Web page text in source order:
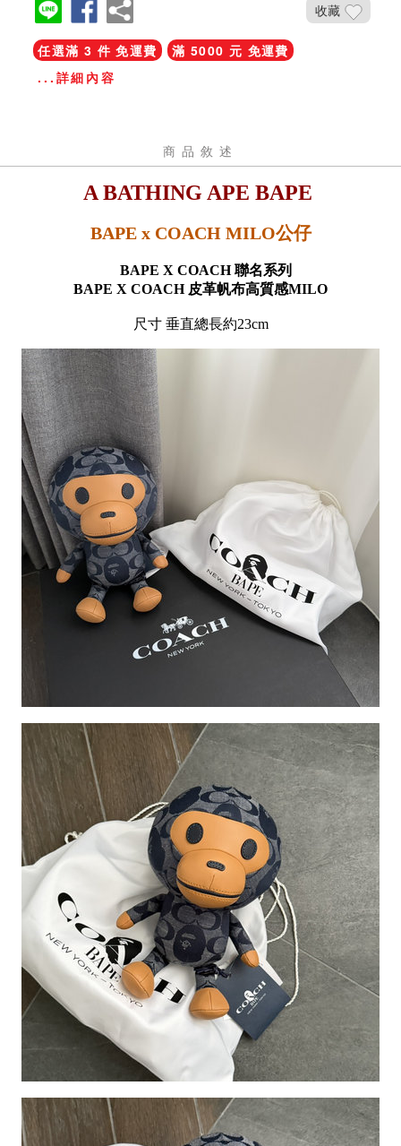
收藏
任選滿 3 件 免運費
滿 5000 元 免運費
...詳細內容
商品敘述